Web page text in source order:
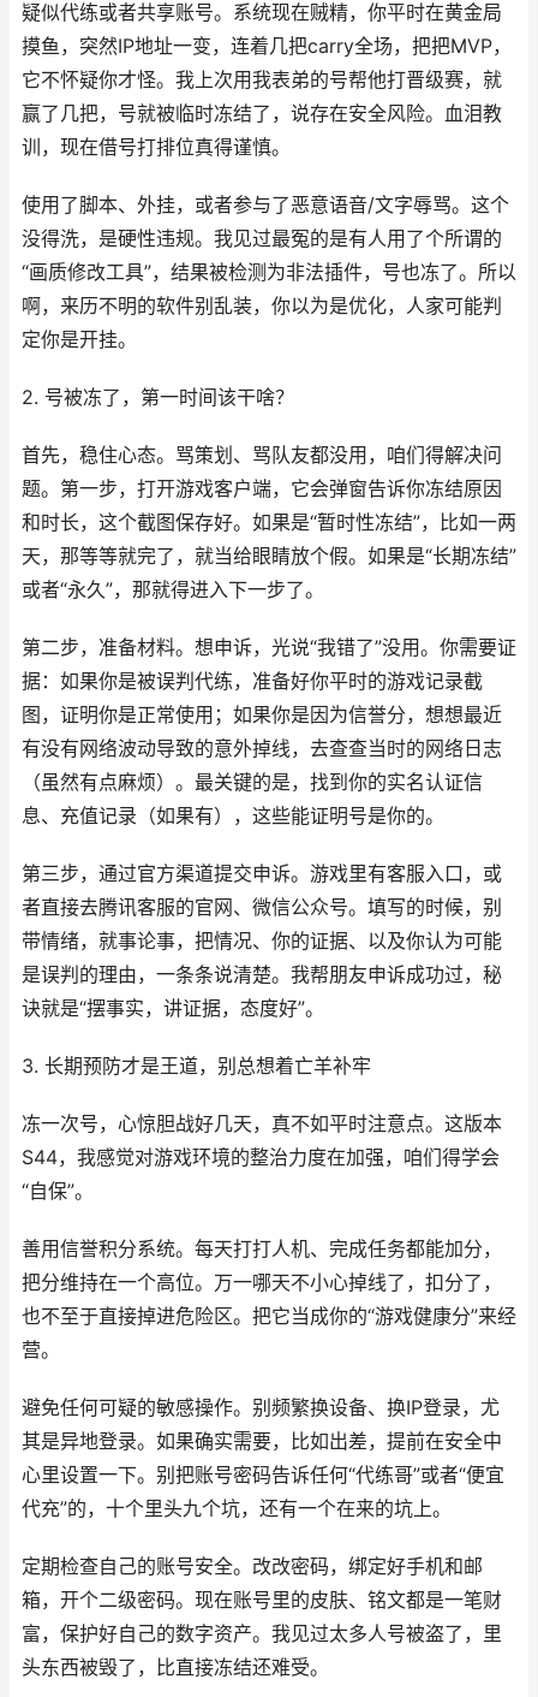
疑似代练或者共享账号。系统现在贼精，你平时在黄金局
摸鱼，突然IP地址一变，连着几把carry全场，把把MVP，
它不怀疑你才怪。我上次用我表弟的号帮他打晋级赛，就
赢了几把，号就被临时冻结了，说存在安全风险。血泪教
训，现在借号打排位真得谨慎。
使用了脚本、外挂，或者参与了恶意语音/文字辱骂。这个
没得洗，是硬性违规。我见过最冤的是有人用了个所谓的
“画质修改工具”，结果被检测为非法插件，号也冻了。所以
啊，来历不明的软件别乱装，你以为是优化，人家可能判
定你是开挂。
2. 号被冻了，第一时间该干啥？
首先，稳住心态。骂策划、骂队友都没用，咱们得解决问
题。第一步，打开游戏客户端，它会弹窗告诉你冻结原因
和时长，这个截图保存好。如果是“暂时性冻结”，比如一两
天，那等等就完了，就当给眼睛放个假。如果是“长期冻结”
或者“永久”，那就得进入下一步了。
第二步，准备材料。想申诉，光说“我错了”没用。你需要证
据：如果你是被误判代练，准备好你平时的游戏记录截
图，证明你是正常使用；如果你是因为信誉分，想想最近
有没有网络波动导致的意外掉线，去查查当时的网络日志
（虽然有点麻烦）。最关键的是，找到你的实名认证信
息、充值记录（如果有），这些能证明号是你的。
第三步，通过官方渠道提交申诉。游戏里有客服入口，或
者直接去腾讯客服的官网、微信公众号。填写的时候，别
带情绪，就事论事，把情况、你的证据、以及你认为可能
是误判的理由，一条条说清楚。我帮朋友申诉成功过，秘
诀就是“摆事实，讲证据，态度好”。
3. 长期预防才是王道，别总想着亡羊补牢
冻一次号，心惊胆战好几天，真不如平时注意点。这版本
S44，我感觉对游戏环境的整治力度在加强，咱们得学会
“自保”。
善用信誉积分系统。每天打打人机、完成任务都能加分，
把分维持在一个高位。万一哪天不小心掉线了，扣分了，
也不至于直接掉进危险区。把它当成你的“游戏健康分”来经
营。
避免任何可疑的敏感操作。别频繁换设备、换IP登录，尤
其是异地登录。如果确实需要，比如出差，提前在安全中
心里设置一下。别把账号密码告诉任何“代练哥”或者“便宜
代充”的，十个里头九个坑，还有一个在来的坑上。
定期检查自己的账号安全。改改密码，绑定好手机和邮
箱，开个二级密码。现在账号里的皮肤、铭文都是一笔财
富，保护好自己的数字资产。我见过太多人号被盗了，里
头东西被毁了，比直接冻结还难受。